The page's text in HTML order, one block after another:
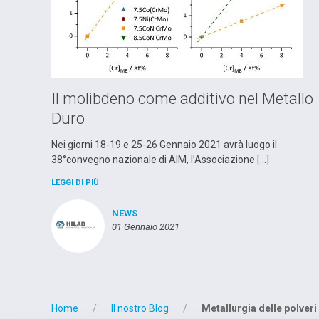
Il molibdeno come additivo nel Metallo
Duro
Nei giorni 18-19 e 25-26 Gennaio 2021 avrà luogo il
38°convegno nazionale di AIM, l’Associazione […]
LEGGI DI PIÙ
NEWS
01 Gennaio 2021
Home Il nostro Blog Metallurgia delle polveri